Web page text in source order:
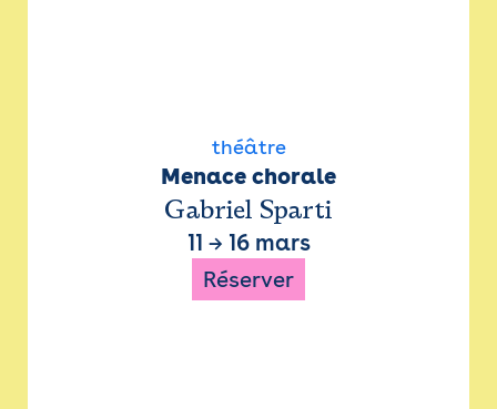
théâtre
Menace chorale
Gabriel Sparti
11 → 16 mars
Réserver